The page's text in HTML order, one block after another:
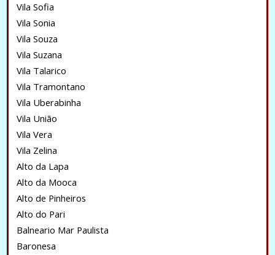
Vila Sofia
Vila Sonia
Vila Souza
Vila Suzana
Vila Talarico
Vila Tramontano
Vila Uberabinha
Vila União
Vila Vera
Vila Zelina
Alto da Lapa
Alto da Mooca
Alto de Pinheiros
Alto do Pari
Balneario Mar Paulista
Baronesa